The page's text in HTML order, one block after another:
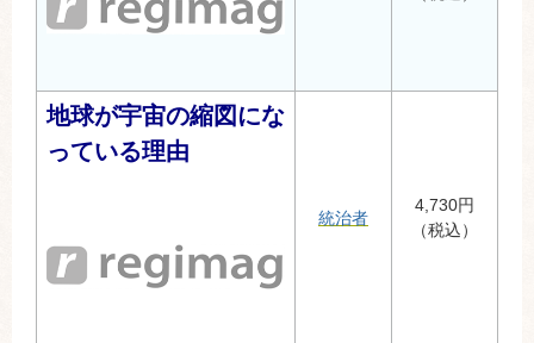
地球が宇宙の縮図にな
っている理由
統治者
4,730円
（税込）